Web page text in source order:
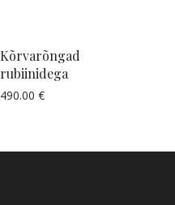
Kõrvarõngad
rubiinidega
490.00 €
Küsi pakkumist